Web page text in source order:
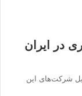
در ایران
شرکت‌های این